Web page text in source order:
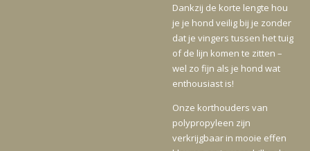
Dankzij de korte lengte hou
je je hond veilig bij je zonder
dat je vingers tussen het tuig
of de lijn komen te zitten –
wel zo fijn als je hond wat
enthousiast is!
Onze korthouders van
polypropyleen zijn
verkrijgbaar in mooie effen